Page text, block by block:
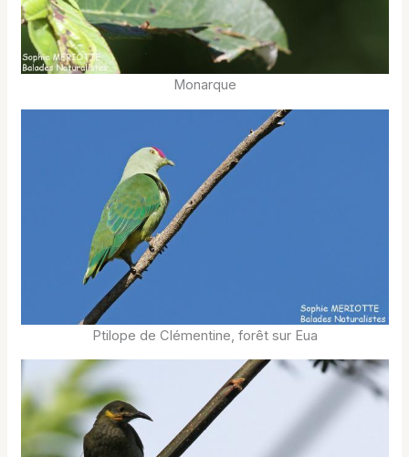
Monarque
Ptilope de Clémentine, forêt sur Eua